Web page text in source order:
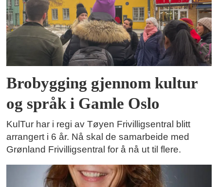
Brobygging gjennom kultur
og språk i Gamle Oslo
KulTur har i regi av Tøyen Frivilligsentral blitt
arrangert i 6 år. Nå skal de samarbeide med
Grønland Frivilligsentral for å nå ut til flere.